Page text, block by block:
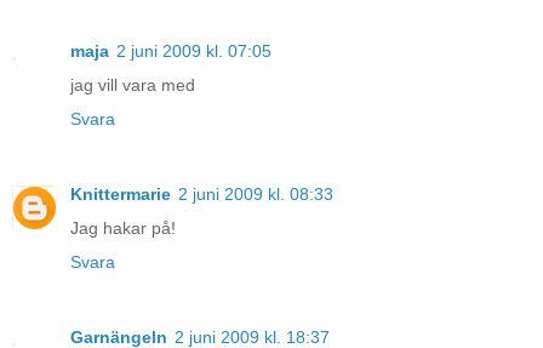
maja 2 juni 2009 kl. 07:05
jag vill vara med
Svara
Knittermarie 2 juni 2009 kl. 08:33
Jag hakar på!
Svara
Garnängeln 2 juni 2009 kl. 18:37